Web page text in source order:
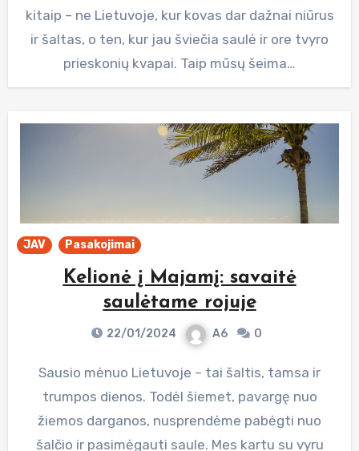
kitaip – ne Lietuvoje, kur kovas dar dažnai niūrus
ir šaltas, o ten, kur jau šviečia saulė ir ore tvyro
prieskonių kvapai. Taip mūsų šeima…
JAV Pasakojimai
Kelionė į Majamį: savaitė
saulėtame rojuje
22/01/2024 A6 0
Sausio mėnuo Lietuvoje – tai šaltis, tamsa ir
trumpos dienos. Todėl šiemet, pavargę nuo
žiemos darganos, nusprendėme pabėgti nuo
šalčio ir pasimėgauti saule. Mes kartu su vyru